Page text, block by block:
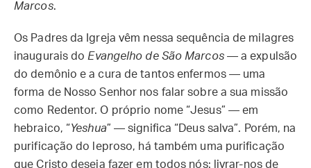
Marcos.
Os Padres da Igreja vêm nessa sequência de milagres
inaugurais do Evangelho de São Marcos — a expulsão
do demônio e a cura de tantos enfermos — uma
forma de Nosso Senhor nos falar sobre a sua missão
como Redentor. O próprio nome “Jesus” — em
hebraico, “Yeshua” — significa “Deus salva”. Porém, na
purificação do leproso, há também uma purificação
que Cristo deseja fazer em todos nós: livrar-nos de